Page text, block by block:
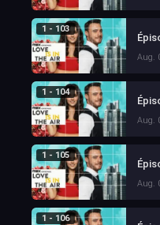
1 - 103
Aug.
1 - 104
Aug.
1 - 105
Aug.
1 - 106